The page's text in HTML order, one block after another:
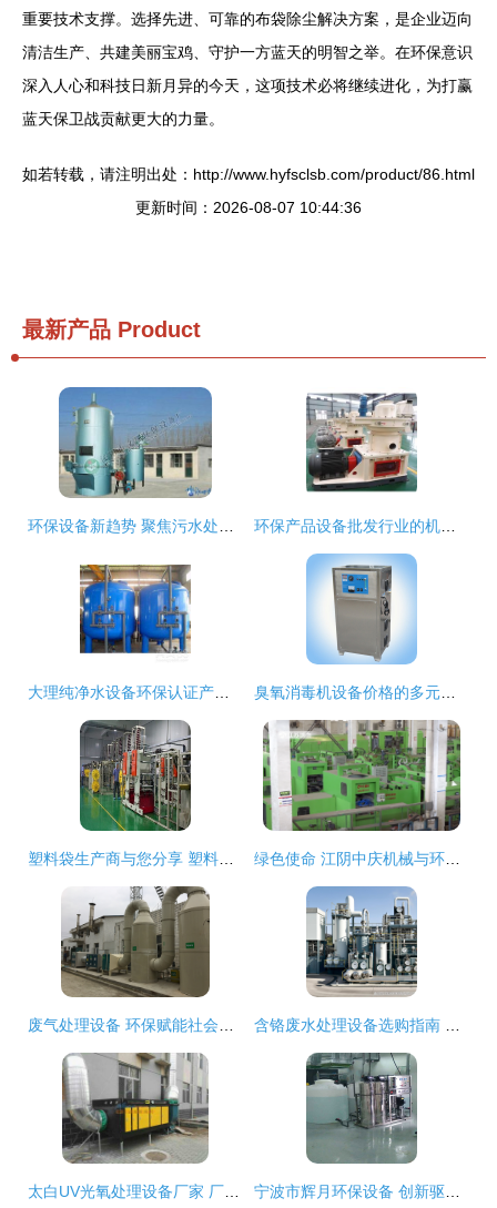
重要技术支撑。选择先进、可靠的布袋除尘解决方案，是企业迈向
清洁生产、共建美丽宝鸡、守护一方蓝天的明智之举。在环保意识
深入人心和科技日新月异的今天，这项技术必将继续进化，为打赢
蓝天保卫战贡献更大的力量。
如若转载，请注明出处：http://www.hyfsclsb.com/product/86.html
更新时间：2026-08-07 10:44:36
最新产品 Product